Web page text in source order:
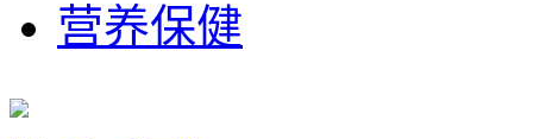
营养保健